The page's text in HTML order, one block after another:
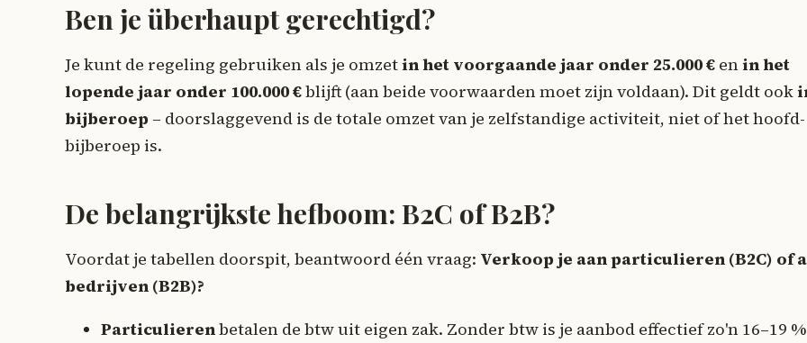
Ben je überhaupt gerechtigd?
Je kunt de regeling gebruiken als je omzetin het voorgaande jaar onder 25.000 € enin het
lopende jaar onder 100.000 €blijft (aan beide voorwaarden moet zijn voldaan). Dit geldt ook
bijberoep – doorslaggevend is de totale omzet van je zelfstandige activiteit, niet of het
bijberoep is.
De belangrijkste hefboom: B2C of B2B?
Voordat je tabellen doorspit, beantwoord één vraag: Verkoop je aan particulieren (B2C) of
bedrijven (B2B)?
Particulierenbetalen de btw uit eigen zak. Zonder btw is je aanbod effectief zo'n 16–19 %